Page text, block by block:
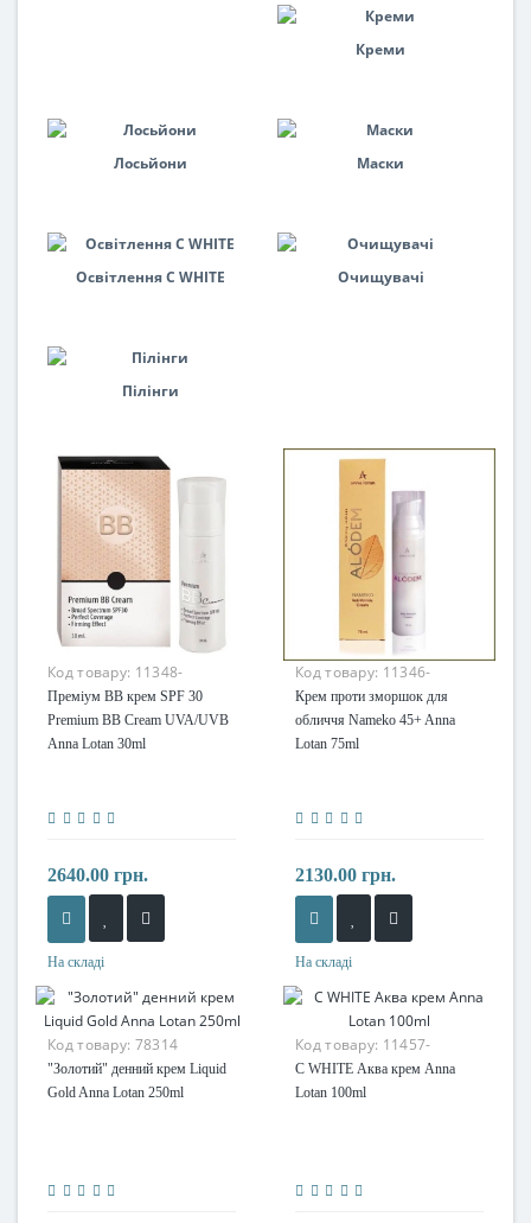
Креми
Лосьйони Маски
Освітлення C WHITE Очищувачі
Пілінги
Код товару: 11348-
Преміум BB крем SPF 30
Premium BB Cream UVA/UVB
Anna Lotan 30ml
2640.00 грн.
На складі
Код товару: 11346-
Крем проти зморшок для
обличчя Nameko 45+ Anna
Lotan 75ml
2130.00 грн.
На складі
Код товару: 78314
"Золотий" денний крем Liquid
Gold Anna Lotan 250ml
Код товару: 11457-
C WHITE Аква крем Anna
Lotan 100ml